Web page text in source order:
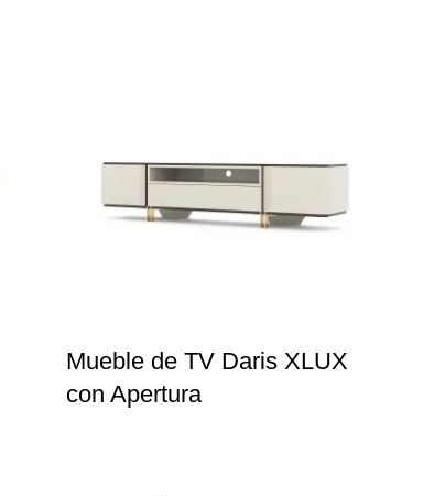
Mueble de TV Daris XLUX
con Apertura